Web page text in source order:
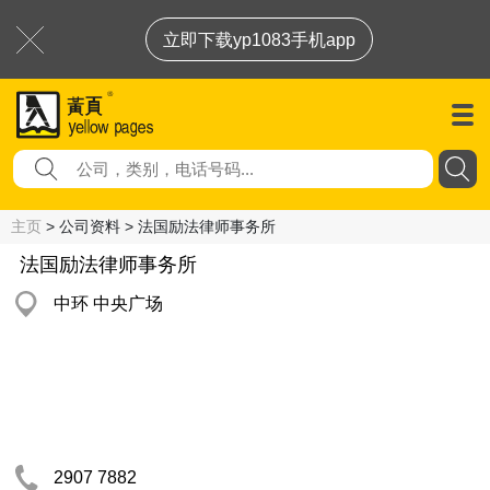
立即下载yp1083手机app
主页 > 公司资料 > 法国励法律师事务所
法国励法律师事务所
中环 中央广场
2907 7882